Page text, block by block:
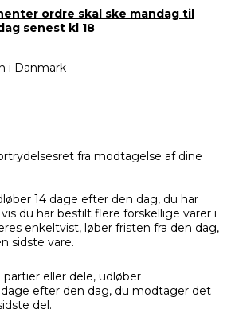
ordre skal ske mandag til
senest kl 18
i Danmark
fra modtagelse af dine
14 dage efter den dag, du har
du har bestilt flere forskellige varer i
enkeltvist, løber fristen fra den dag,
sidste vare.
eller dele, udløber
efter den dag, du modtager det
del.